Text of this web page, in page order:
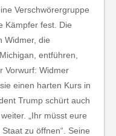
Verschwörergruppe
Kämpfer fest. Die
Widmer, die
entführen,
Vorwurf: Widmer
einen harten Kurs in
Trump schürt auch
„Ihr müsst eure
zu öffnen“. Seine